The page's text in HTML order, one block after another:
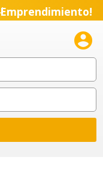
Emprendimiento!
